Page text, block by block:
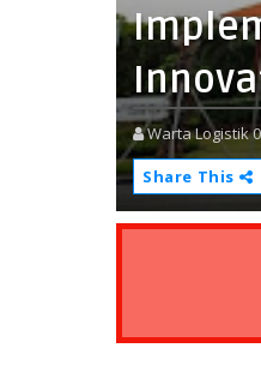
Warta Logistik
Share This